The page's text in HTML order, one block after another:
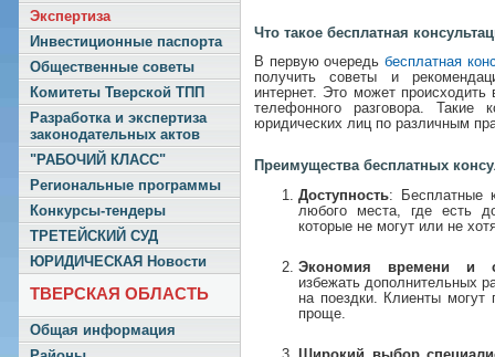
Экспертиза
Инвестиционные паспорта
Общественные советы
Комитеты Тверской ТПП
Разработка и экспертиза
законодательных актов
"РАБОЧИЙ КЛАСС"
Региональные программы
Конкурсы-тендеры
ТРЕТЕЙСКИЙ СУД
ЮРИДИЧЕСКАЯ Новости
ТВЕРСКАЯ ОБЛАСТЬ
Общая информация
Что такое бесплатная
В первую очередь бесплатная
получить советы и
интернет. Это может
телефонного разговора. Такие
юридических лиц по различным
Преимущества бесплатных
Доступность: Бесплатные
любого места, где есть
которые не могут или не
Экономия времени и
избежать дополнительных
на поездки. Клиенты могут
проще.